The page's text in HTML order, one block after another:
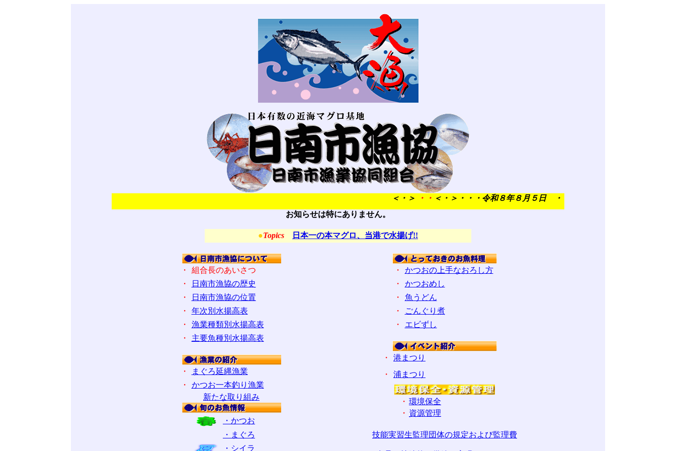
＜・＞ ・・ ＜・＞・・・令和８年８月５日 ・・
お知らせは特にありません。
●Topics 日本一の本マグロ、当港で水揚げ!!
・
組合長のあいさつ
・
日南市漁協の歴史
・
日南市漁協の位置
・
年次別水揚高表
・
漁業種類別水揚高表
・
主要魚種別水揚高表
・
まぐろ延縄漁業
・
かつお一本釣り漁業
新たな取り組み
・かつお
・まぐろ
・シイラ
・
かつおの上手なおろし方
・
かつおめし
・
魚うどん
・
ごんぐり煮
・
エビずし
・
港まつり
・
浦まつり
・ 環境保全
・ 資源管理
技能実習生監理団体の規定および監理費